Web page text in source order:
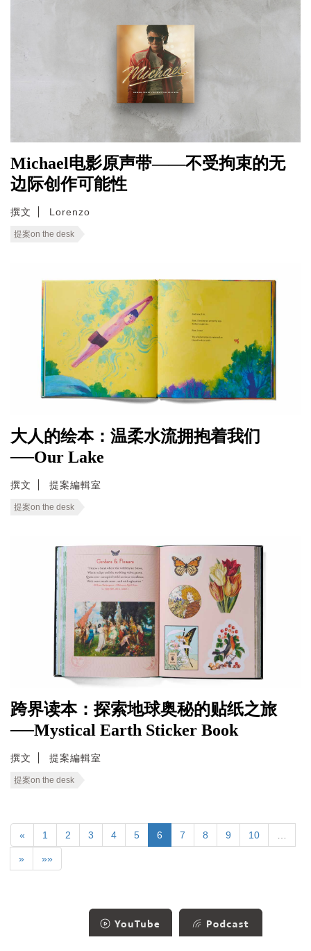
Michael电影原声带——不受拘束的无
边际创作可能性
撰文 Lorenzo
提案on the desk
大人的绘本：温柔水流拥抱着我们
──Our Lake
撰文 提案編輯室
提案on the desk
跨界读本：探索地球奥秘的贴纸之旅
──Mystical Earth Sticker Book
撰文 提案編輯室
提案on the desk
« 1 2 3 4 5 6 7 8 9 10
» »»